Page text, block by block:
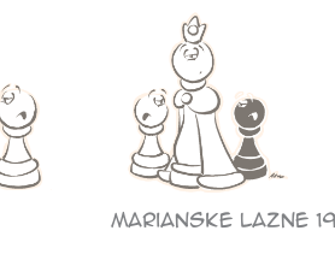
Marianske Lazne